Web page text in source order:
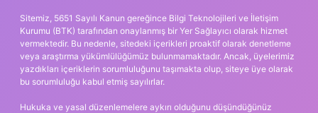
Sitemiz, 5651 Sayılı Kanun gereğince Bilgi Teknolojileri ve İletişim
Kurumu (BTK) tarafından onaylanmış bir Yer Sağlayıcı olarak hizmet
vermektedir. Bu nedenle, sitedeki içerikleri proaktif olarak denetleme
veya araştırma yükümlülüğümüz bulunmamaktadır. Ancak, üyelerimiz
yazdıkları içeriklerin sorumluluğunu taşımakta olup, siteye üye olarak
bu sorumluluğu kabul etmiş sayılırlar.
Hukuka ve yasal düzenlemelere aykırı olduğunu düşündüğünüz